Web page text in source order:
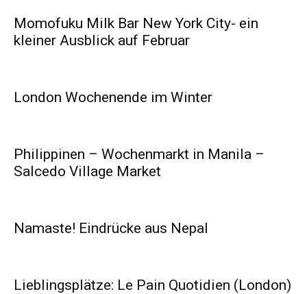
Momofuku Milk Bar New York City- ein
kleiner Ausblick auf Februar
London Wochenende im Winter
Philippinen – Wochenmarkt in Manila –
Salcedo Village Market
Namaste! Eindrücke aus Nepal
Lieblingsplätze: Le Pain Quotidien (London)